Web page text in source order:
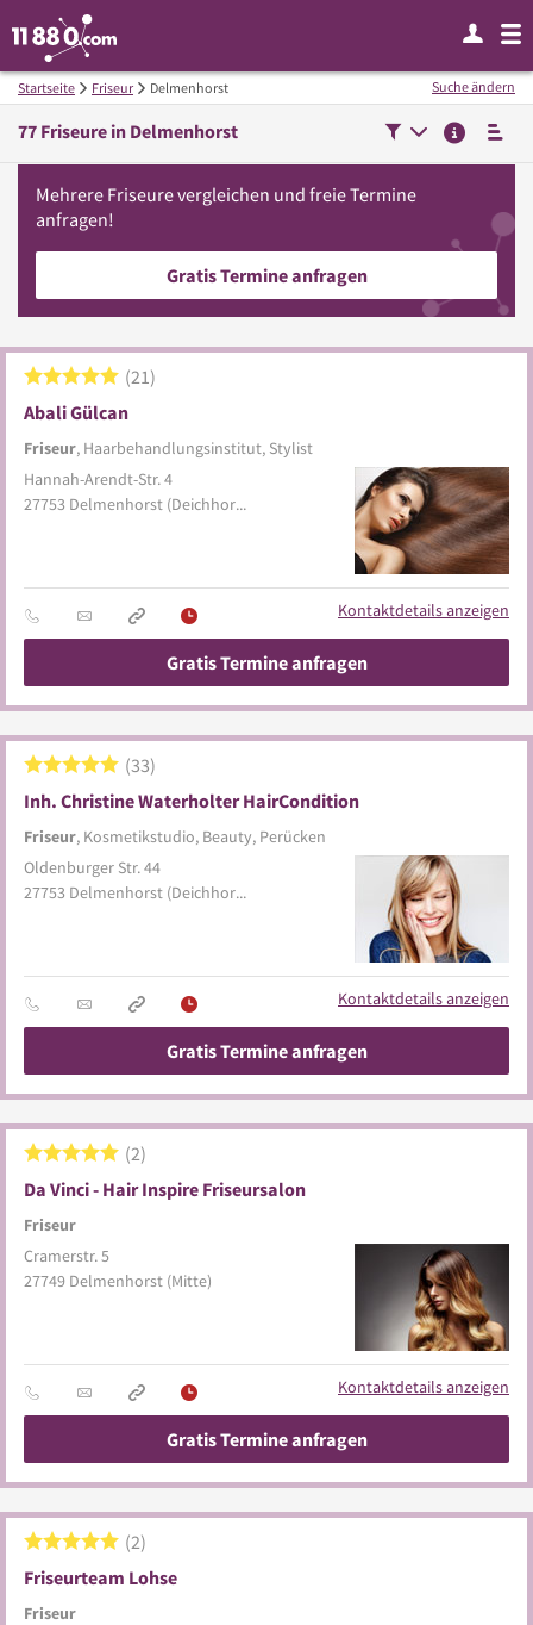
Startseite Friseur Delmenhorst
77 Friseure in Delmenhorst
Suche ändern
Mehrere Friseurevergleichen und freie Termine
anfragen!
Gratis Termine anfragen
Abali Gülcan
Friseur, Haarbehandlungsinstitut, Stylist
21
Hannah-Arendt-Str. 4
27753 Delmenhorst (Deichhorst)
Kontaktdetails anzeigen
Gratis Termine anfragen
Inh. Christine Waterholter HairCondition
Friseur, Kosmetikstudio, Beauty, Perücken
33
Oldenburger Str. 44
27753 Delmenhorst (Deichhorst)
Kontaktdetails anzeigen
Gratis Termine anfragen
Da Vinci - Hair Inspire Friseursalon
Friseur
2
Cramerstr. 5
27749 Delmenhorst (Mitte)
Kontaktdetails anzeigen
Gratis Termine anfragen
Friseurteam Lohse
Friseur
2